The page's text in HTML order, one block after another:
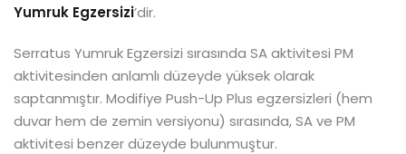
Yumruk Egzersizi’dir.
Serratus Yumruk Egzersizi sırasında SA aktivitesi PM
aktivitesinden anlamlı düzeyde yüksek olarak
saptanmıştır. Modifiye Push-Up Plus egzersizleri (hem
duvar hem de zemin versiyonu) sırasında, SA ve PM
aktivitesi benzer düzeyde bulunmuştur.